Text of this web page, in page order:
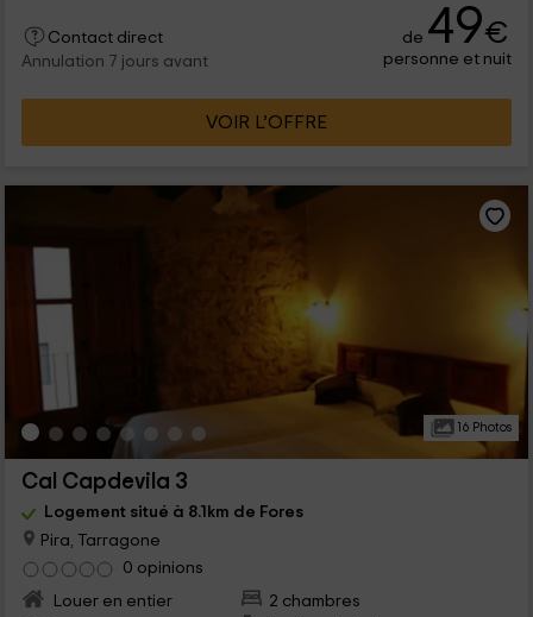
Contact direct
Annulation 7 jours avant
de 49€
personne et nuit
VOIR L’OFFRE
16 Photos
Cal Capdevila 3
Logement situé à 8.1km de Fores
Pira, Tarragone
0 opinions
Louer en entier
2 chambres